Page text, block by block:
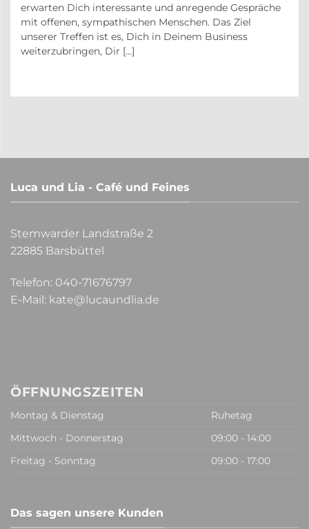
erwarten Dich interessante und anregende Gespräche
mit offenen, sympathischen Menschen. Das Ziel
unserer Treffen ist es, Dich in Deinem Business
weiterzubringen, Dir [...]
Luca und Lia - Café und Feines
Stemwarder Landstraße 2
22885 Barsbüttel
Telefon: 040-71676797
E-Mail: kate@lucaundlia.de
ÖFFNUNGSZEITEN
Montag & Dienstag
Ruhetag
Mittwoch - Donnerstag
09:00 - 14:00
Freitag - Sonntag
09:00 - 17:00
Das sagen unsere Kunden